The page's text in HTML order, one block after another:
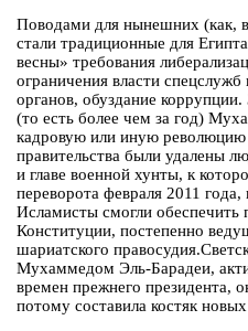
Поводами для нынешних (как,
стали традиционные для
весны» требования
ограничения власти
органов, обуздание
(то есть более чем за год)
кадровую или иную революцию
правительства были удалены
и главе военной хунты, к
переворота февраля 2011
Исламисты смогли обеспечить
Конституции, постепенно
шариатского
Мухаммедом Эль-Барадеи,
времен прежнего президента,
потому составила костяк